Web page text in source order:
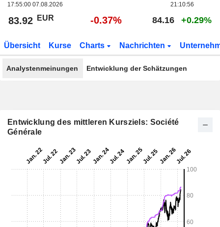
17:55:00 07.08.2026
21:10:56
83.92 EUR -0.37% 84.16 +0.29%
Übersicht Kurse Charts Nachrichten
Analystenmeinungen Entwicklung der Schätzungen
Entwicklung des mittleren Kursziels: Société
Générale